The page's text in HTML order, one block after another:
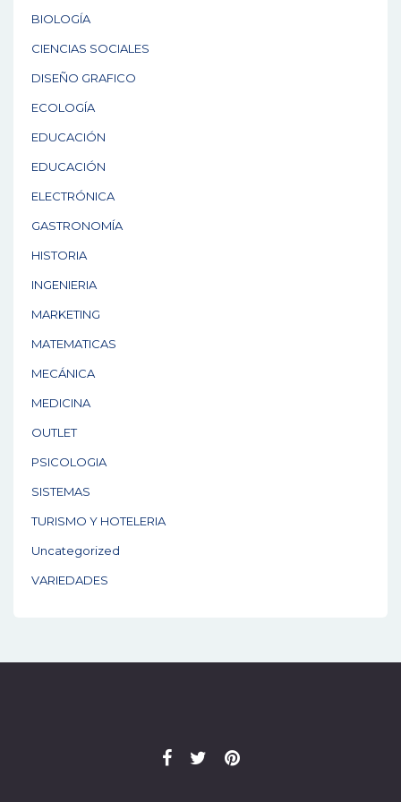
BIOLOGÍA
CIENCIAS SOCIALES
DISEÑO GRAFICO
ECOLOGÍA
EDUCACIÓN
EDUCACIÓN
ELECTRÓNICA
GASTRONOMÍA
HISTORIA
INGENIERIA
MARKETING
MATEMATICAS
MECÁNICA
MEDICINA
OUTLET
PSICOLOGIA
SISTEMAS
TURISMO Y HOTELERIA
Uncategorized
VARIEDADES